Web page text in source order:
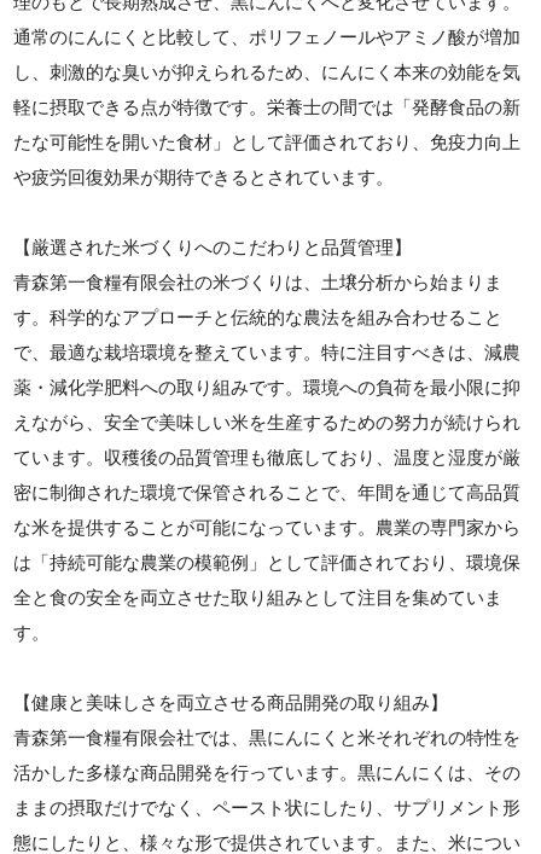
通常のにんにくと比較して、ポリフェノールやアミノ酸が増加
し、刺激的な臭いが抑えられるため、にんにく本来の効能を気
軽に摂取できる点が特徴です。栄養士の間では「発酵食品の新
たな可能性を開いた食材」として評価されており、免疫力向上
や疲労回復効果が期待できるとされています。
【厳選された米づくりへのこだわりと品質管理】
青森第一食糧有限会社の米づくりは、土壌分析から始まりま
す。科学的なアプローチと伝統的な農法を組み合わせること
で、最適な栽培環境を整えています。特に注目すべきは、減農
薬・減化学肥料への取り組みです。環境への負荷を最小限に抑
えながら、安全で美味しい米を生産するための努力が続けられ
ています。収穫後の品質管理も徹底しており、温度と湿度が厳
密に制御された環境で保管されることで、年間を通じて高品質
な米を提供することが可能になっています。農業の専門家から
は「持続可能な農業の模範例」として評価されており、環境保
全と食の安全を両立させた取り組みとして注目を集めていま
す。
【健康と美味しさを両立させる商品開発の取り組み】
青森第一食糧有限会社では、黒にんにくと米それぞれの特性を
活かした多様な商品開発を行っています。黒にんにくは、その
ままの摂取だけでなく、ペースト状にしたり、サプリメント形
態にしたりと、様々な形で提供されています。また、米につい